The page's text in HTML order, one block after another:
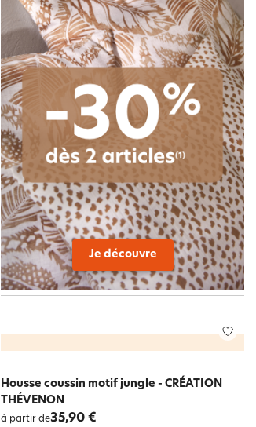
Housse coussin motif jungle - CRÉATION
THÉVENON
à partir de35,90 €
Je découvre